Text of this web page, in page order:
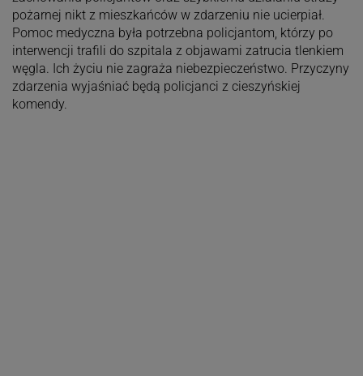
pożarnej nikt z mieszkańców w zdarzeniu nie ucierpiał.
Pomoc medyczna była potrzebna policjantom, którzy po
interwencji trafili do szpitala z objawami zatrucia tlenkiem
węgla. Ich życiu nie zagraża niebezpieczeństwo. Przyczyny
zdarzenia wyjaśniać będą policjanci z cieszyńskiej
komendy.